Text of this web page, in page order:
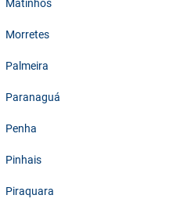
Matinhos
Morretes
Palmeira
Paranaguá
Penha
Pinhais
Piraquara